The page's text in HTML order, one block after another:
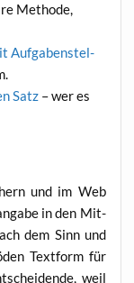
Metho­de,
Auf­ga­ben­stel­
Satz– wer es
und im Web
in den Mit­
dem Sinn und
Text­form für
weil